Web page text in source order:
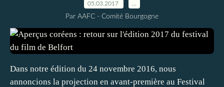
05.03.2017
Par AAFC - Comité Bourgogne
Dans notre édition du 24 novembre 2016, nous
annoncions la projection en avant-première au Festival